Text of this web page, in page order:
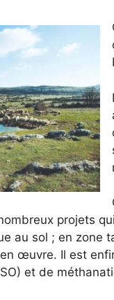
projets
au sol ; en zone
œuvre. Il est
et de